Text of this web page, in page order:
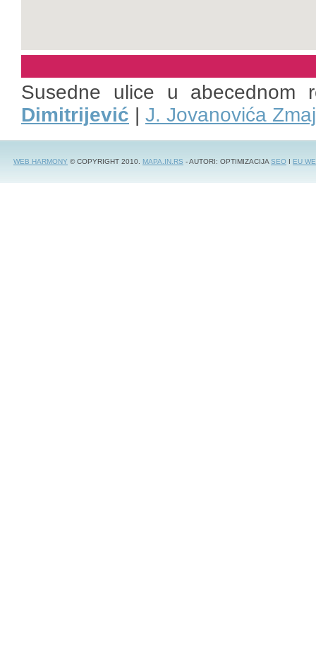
Susedne ulice u abecednom
Dimitrijević | J. Jovanovića
WEB HARMONY © COPYRIGHT 2010. MAPA.IN.RS - AUTORI: OPTIMIZACIJASEO I EU